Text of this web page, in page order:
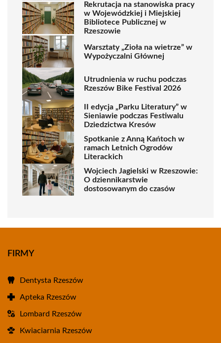
Rekrutacja na stanowiska pracy
w Wojewódzkiej i Miejskiej
Bibliotece Publicznej w
Rzeszowie
Warsztaty „Zioła na wietrze” w
Wypożyczalni Głównej
Utrudnienia w ruchu podczas
Rzeszów Bike Festival 2026
II edycja „Parku Literatury” w
Sieniawie podczas Festiwalu
Dziedzictwa Kresów
Spotkanie z Anną Kańtoch w
ramach Letnich Ogrodów
Literackich
Wojciech Jagielski w Rzeszowie:
O dziennikarstwie
dostosowanym do czasów
FIRMY
Dentysta Rzeszów
Apteka Rzeszów
Lombard Rzeszów
Kwiaciarnia Rzeszów